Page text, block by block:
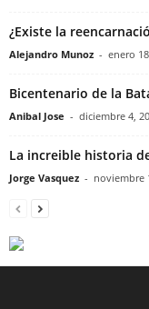
¿Existe la
Alejandro Munoz - enero
Bicentenario de la
Anibal Jose - diciembre 4,
La increible historia
Jorge Vasquez - noviembre